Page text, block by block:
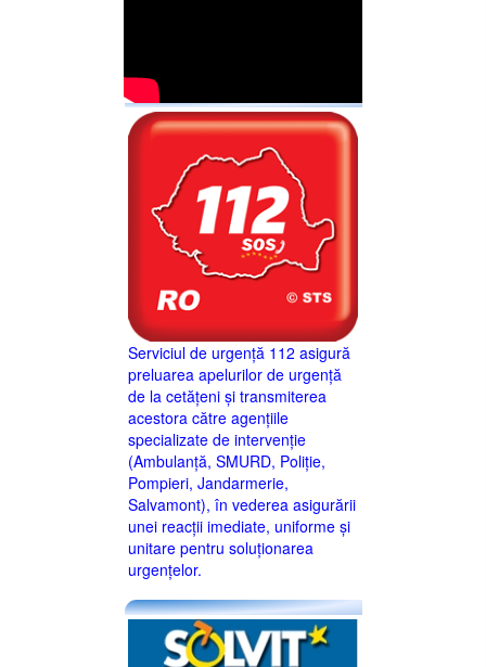
Serviciul de urgență 112 asigură
preluarea apelurilor de urgență
de la cetățeni și transmiterea
acestora către agențiile
specializate de intervenție
(Ambulanță, SMURD, Poliție,
Pompieri, Jandarmerie,
Salvamont), în vederea asigurării
unei reacții imediate, uniforme și
unitare pentru soluționarea
urgențelor.